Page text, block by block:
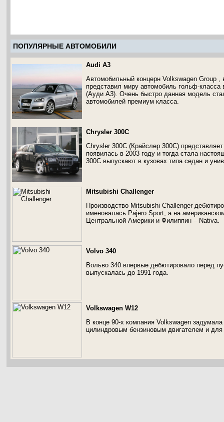
ПОПУЛЯРНЫЕ АВТОМОБИЛИ
Audi A3
Автомобильный концерн Volkswagen Group ,
представил миру автомобиль гольф-класса
(Ауди А3). Очень быстро данная модель
автомобилей премиум класса.
Chrysler 300C
Chrysler 300C (Крайслер 300С)
появилась в 2003 году и тогда стала
300C выпускают в кузовах типа седан и
Mitsubishi Challenger
Производство Mitsubishi Challenger
именовалась Pajero Sport, а на
Центральной Америки и Филиппин – Nativa.
Volvo 340
Вольво 340 впервые дебютировало перед
выпускалась до 1991 года.
Volkswagen W12
В конце 90-х компания Volkswagen
цилиндровым бензиновым двигателем и для